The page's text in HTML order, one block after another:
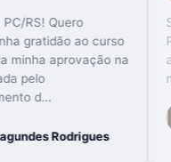
Sou aluna da PC/RS!
expressar minha
Andresan pela minha
PCRS! Obrigada pelo
comprometimento d…
Bruna